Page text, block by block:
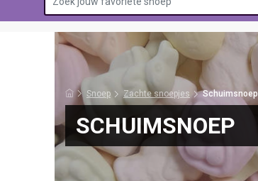
Snoep Zachte snoepjes Schuimsnoep
SCHUIMSNOEP